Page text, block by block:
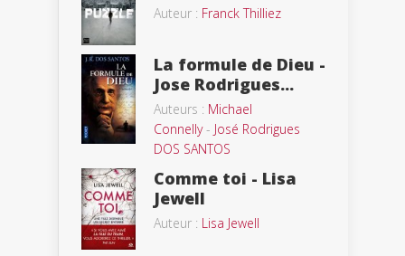
Auteur : Franck Thilliez
La formule de Dieu -
Jose Rodrigues...
Auteurs : Michael
Connelly- José Rodrigues
DOS SANTOS
Comme toi - Lisa
Jewell
Auteur : Lisa Jewell